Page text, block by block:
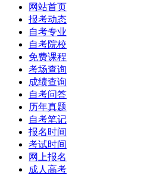
网站首页
报考动态
自考专业
自考院校
免费课程
考场查询
成绩查询
自考问答
历年真题
自考笔记
报名时间
考试时间
网上报名
成人高考